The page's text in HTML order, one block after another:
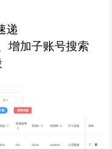
递
增加子账号搜索